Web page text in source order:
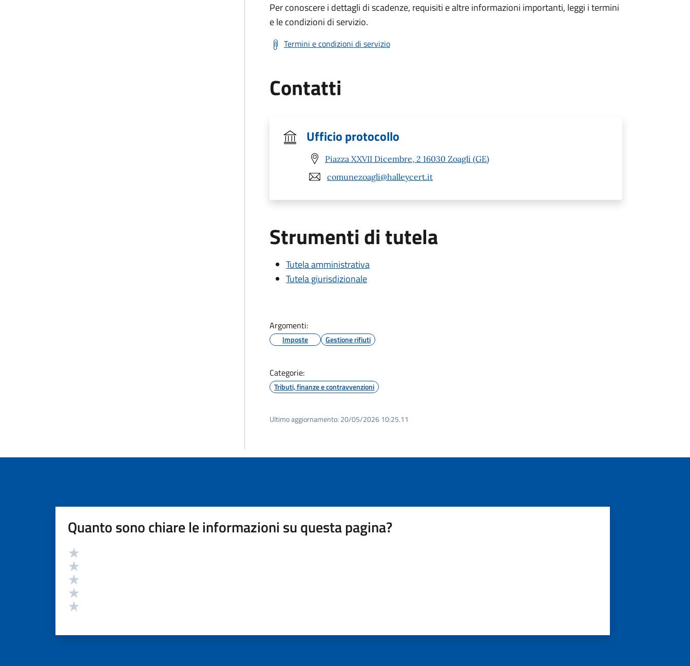
Per conoscere i dettagli di scadenze, requisiti e altre informazioni importanti, leggi i termini
e le condizioni di servizio.
Termini e condizioni di servizio
Contatti
Ufficio protocollo
Piazza XXVII Dicembre, 2 16030 Zoagli (GE)
comunezoagli@halleycert.it
Strumenti di tutela
Tutela amministrativa
Tutela giurisdizionale
Argomenti:
Imposte Gestione rifiuti
Categorie:
Tributi, finanze e contravvenzioni
Ultimo aggiornamento: 20/05/2026 10:25.11
Quanto sono chiare le informazioni su questa pagina?
Valutazione